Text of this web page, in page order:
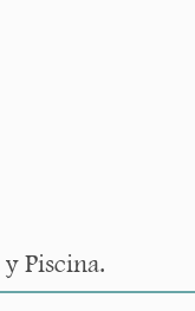
Piscina.